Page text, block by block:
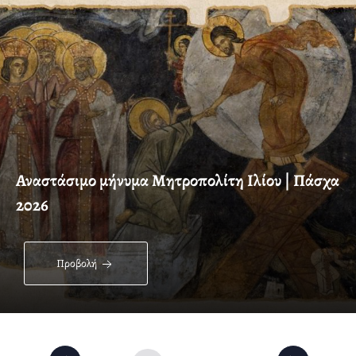
Αναστάσιμο μήνυμα Μητροπολίτη Ιλίου | Πάσχα
2026
Προβολή